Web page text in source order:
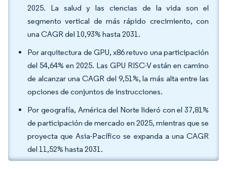
2025. La salud y las ciencias de la vida son el
segmento vertical de más rápido crecimiento, con
una CAGR del 10,93% hasta 2031.
Por arquitectura de GPU, x86 retuvo una participación
del 54,64% en 2025. Las GPU RISC-V están en camino
de alcanzar una CAGR del 9,51%, la más alta entre las
opciones de conjuntos de instrucciones.
Por geografía, América del Norte lideró con el 37,81%
de participación de mercado en 2025, mientras que se
proyecta que Asia-Pacífico se expanda a una CAGR
del 11,52% hasta 2031.